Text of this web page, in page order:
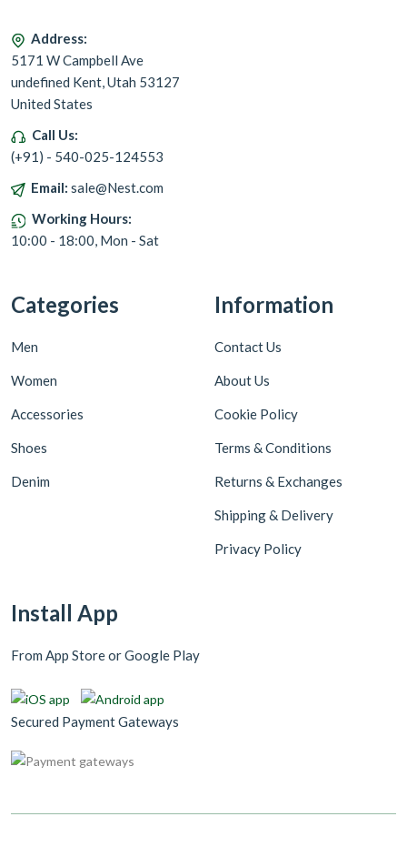
Address:
5171 W Campbell Ave
undefined Kent, Utah 53127
United States
Call Us:
(+91) - 540-025-124553
Email: sale@Nest.com
Working Hours:
10:00 - 18:00, Mon - Sat
Categories
Men
Women
Accessories
Shoes
Denim
Information
Contact Us
About Us
Cookie Policy
Terms & Conditions
Returns & Exchanges
Shipping & Delivery
Privacy Policy
Install App
From App Store or Google Play
Secured Payment Gateways